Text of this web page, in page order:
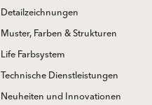
Detailzeichnungen
Muster, Farben & Strukturen
Life Farbsystem
Technische Dienstleistungen
Neuheiten und Innovationen